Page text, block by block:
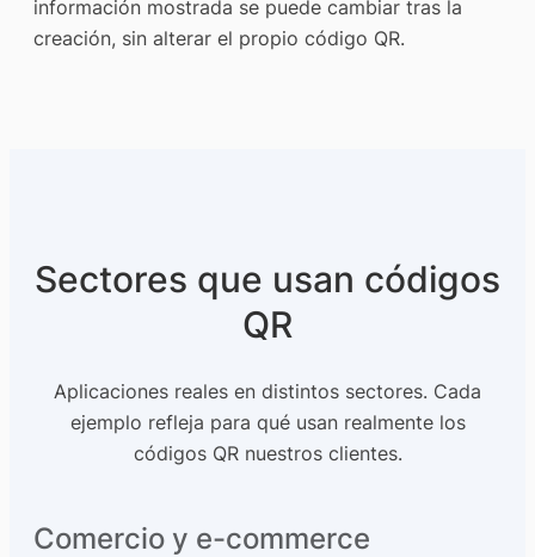
información mostrada se puede cambiar tras la
creación, sin alterar el propio código QR.
Sectores que usan códigos
QR
Aplicaciones reales en distintos sectores. Cada
ejemplo refleja para qué usan realmente los
códigos QR nuestros clientes.
Comercio y e-commerce